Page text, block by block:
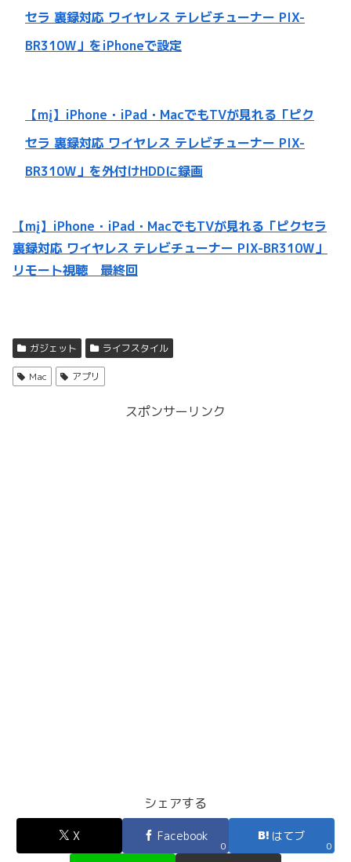
セラ 裏録対応 ワイヤレス テレビチューナー PIX-
BR310W」をiPhoneで設定
【mį】iPhone・iPad・MacでもTVが見れる「ピク
セラ 裏録対応 ワイヤレス テレビチューナー PIX-
BR310W」を外付けHDDに録画
【mį】iPhone・iPad・MacでもTVが見れる「ピクセラ
裏録対応 ワイヤレス テレビチューナー PIX-BR310W」
リモート視聴 最終回
ガジェット ライフスタイル
Mac アプリ
スポンサーリンク
シェアする
X Facebook
0
はてブ
0